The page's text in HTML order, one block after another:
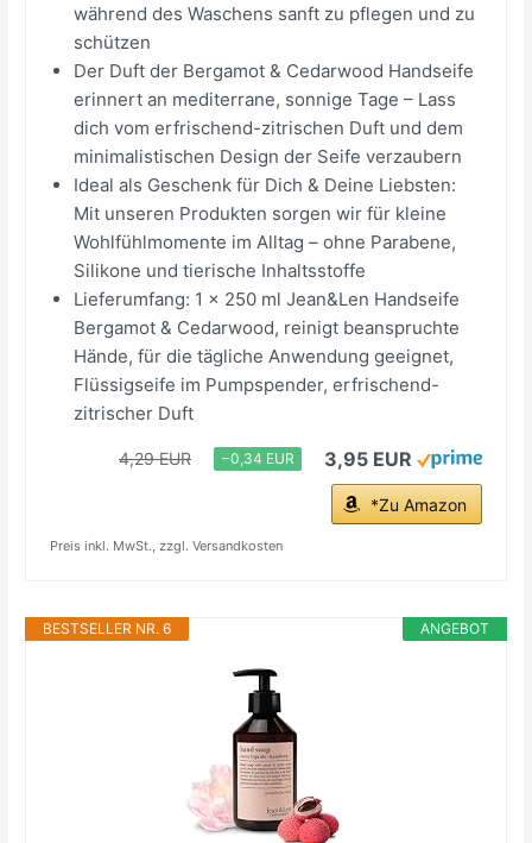
während des Waschens sanft zu pflegen und zu
schützen
Der Duft der Bergamot & Cedarwood Handseife
erinnert an mediterrane, sonnige Tage – Lass
dich vom erfrischend-zitrischen Duft und dem
minimalistischen Design der Seife verzaubern
Ideal als Geschenk für Dich & Deine Liebsten:
Mit unseren Produkten sorgen wir für kleine
Wohlfühlmomente im Alltag – ohne Parabene,
Silikone und tierische Inhaltsstoffe
Lieferumfang: 1 x 250 ml Jean&Len Handseife
Bergamot & Cedarwood, reinigt beanspruchte
Hände, für die tägliche Anwendung geeignet,
Flüssigseife im Pumpspender, erfrischend-
zitrischer Duft
4,29 EUR −0,34 EUR 3,95 EUR
*Zu Amazon
Preis inkl. MwSt., zzgl. Versandkosten
ANGEBOT
BESTSELLER NR. 6